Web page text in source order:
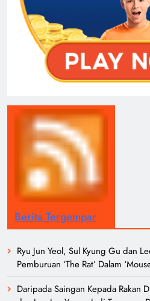
Berita Tergempar
Ryu Jun Yeol, Sul Kyung Gu dan
Pemburuan ‘The Rat’ Dalam
Daripada Saingan Kepada Rakan